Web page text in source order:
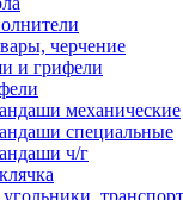
черчение
и грифели
механические
специальные
ч/г